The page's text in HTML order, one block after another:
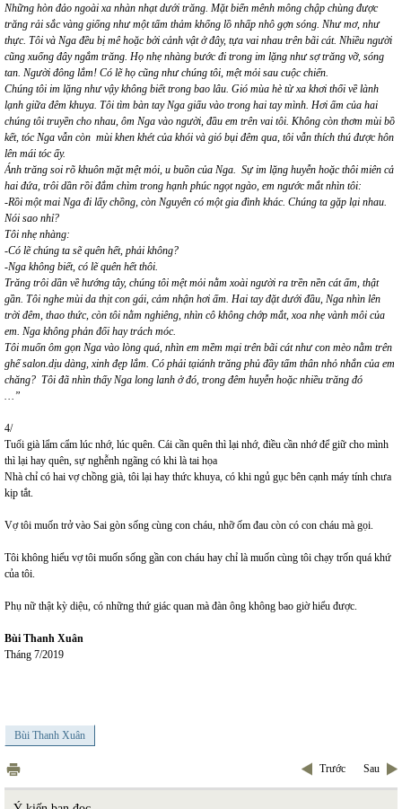
Những hòn đảo ngoài xa nhàn nhạt dưới trăng. Mặt biển mênh mông chập chùng được
trăng rải sắc vàng giống như một tấm thảm khổng lồ nhấp nhô gợn sóng. Như mơ, như
thực. Tôi và Nga đều bị mê hoặc bởi cảnh vật ở đây, tựa vai nhau trên bãi cát. Nhiều người
cũng xuống đây ngắm trăng. Họ nhẹ nhàng bước đi trong im lặng như sợ trăng vỡ, sóng
tan. Người đông lắm! Có lẽ họ cũng như chúng tôi, mệt mỏi sau cuộc chiến.
Chúng tôi im lặng như vậy không biết trong bao lâu. Gió mùa hè từ xa khơi thổi về lành
lạnh giữa đêm khuya. Tôi tìm bàn tay Nga giấu vào trong hai tay mình. Hơi ấm của hai
chúng tôi truyền cho nhau, ôm Nga vào người, đầu em trên vai tôi. Không còn thơm mùi bồ
kết, tóc Nga vẫn còn mùi khen khét của khói và gió bụi đêm qua, tôi vẫn thích thú được hôn
lên mái tóc ấy.
Ánh trăng soi rõ khuôn mặt mệt mỏi, u buồn của Nga. Sự im lặng huyễn hoặc thôi miên cả
hai đứa, trôi dần rồi đắm chìm trong hạnh phúc ngọt ngào, em ngước mắt nhìn tôi:
-Rồi một mai Nga đi lấy chồng, còn Nguyên có một gia đình khác. Chúng ta gặp lại nhau.
Nói sao nhỉ?
Tôi nhẹ nhàng:
-Có lẽ chúng ta sẽ quên hết, phải không?
-Nga không biết, có lẽ quên hết thôi.
Trăng trôi dần về hướng tây, chúng tôi mệt mỏi nằm xoài người ra trền nền cát ấm, thật
gần. Tôi nghe mùi da thịt con gái, cảm nhận hơi ấm. Hai tay đặt dưới đầu, Nga nhìn lên
trời đêm, thao thức, còn tôi nằm nghiêng, nhìn cô không chớp mắt, xoa nhẹ vành môi của
em. Nga không phản đối hay trách móc.
Tôi muốn ôm gọn Nga vào lòng quá, nhìn em mềm mại trên bãi cát như con mèo nằm trên
ghế salon.dịu dàng, xinh đẹp lắm. Có phải tạiánh trăng phủ đầy tấm thân nhỏ nhắn của em
chăng? Tôi đã nhìn thấy Nga long lanh ở đó, trong đêm huyễn hoặc nhiều trăng đó
…”
4/
Tuổi già lẩm cẩm lúc nhớ, lúc quên. Cái cần quên thì lại nhớ, điều cần nhớ để giữ cho mình
thì lại hay quên, sự nghễnh ngãng có khi là tai họa
Nhà chỉ có hai vợ chồng già, tôi lại hay thức khuya, có khi ngủ gục bên cạnh máy tính chưa
kịp tắt.
Vợ tôi muốn trở vào Sai gòn sống cùng con cháu, nhỡ ốm đau còn có con cháu mà gọi.
Tôi không hiểu vợ tôi muốn sống gần con cháu hay chỉ là muốn cùng tôi chạy trốn quá khứ
của tôi.
Phụ nữ thật kỳ diệu, có những thứ giác quan mà đàn ông không bao giờ hiểu được.
Bùi Thanh Xuân
Tháng 7/2019
Bùi Thanh Xuân
Trước Sau